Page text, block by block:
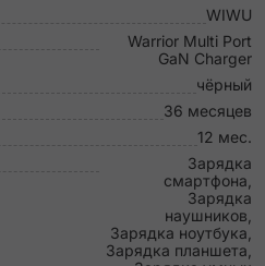
WIWU
Warrior Multi Port
GaN Charger
чёрный
36 месяцев
12 мес.
Зарядка
смартфона,
Зарядка
наушников,
Зарядка ноутбука,
Зарядка планшета,